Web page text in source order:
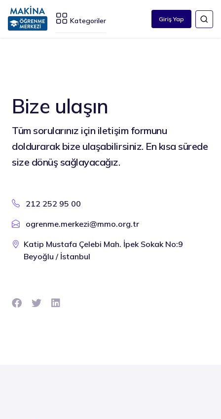
Kategoriler Giriş Yap
Bize ulaşın
Tüm sorularınız için iletişim formunu
doldurarak bize ulaşabilirsiniz. En kısa sürede
size dönüş sağlayacağız.
212 252 95 00
ogrenme.merkezi@mmo.org.tr
Katip Mustafa Çelebi Mah. İpek Sokak No:9
Beyoğlu / İstanbul